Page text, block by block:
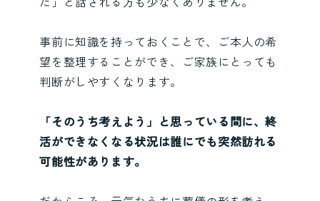
事前に知識を持っておくことで、ご本人の希
望を整理することができ、ご家族にとっても
判断がしやすくなります。
「そのうち考えよう」と思っている間に、終
活ができなくなる状況は誰にでも突然訪れる
可能性があります。